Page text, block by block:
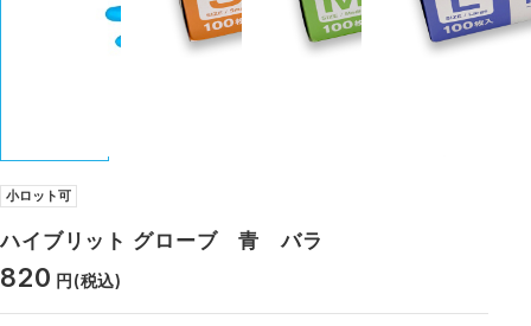
小ロット可
ハイブリット グローブ 青 バラ
820 円(税込)